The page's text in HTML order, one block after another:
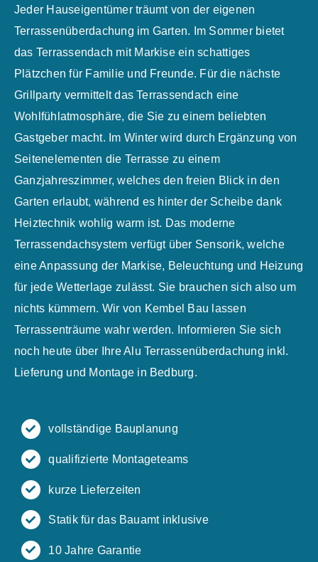
Jeder Hauseigentümer träumt von der eigenen
Terrassenüberdachung im Garten. Im Sommer bietet
das Terrassendach mit Markise ein schattiges
Plätzchen für Familie und Freunde. Für die nächste
Grillparty vermittelt das Terrassendach eine
Wohlfühlatmosphäre, die Sie zu einem beliebten
Gastgeber macht. Im Winter wird durch Ergänzung von
Seitenelementen die Terrasse zu einem
Ganzjahreszimmer, welches den freien Blick in den
Garten erlaubt, während es hinter der Scheibe dank
Heiztechnik wohlig warm ist. Das moderne
Terrassendachsystem verfügt über Sensorik, welche
eine Anpassung der Markise, Beleuchtung und Heizung
für jede Wetterlage zulässt. Sie brauchen sich also um
nichts kümmern. Wir von Kembel Bau lassen
Terrassenträume wahr werden. Informieren Sie sich
noch heute über Ihre Alu Terrassenüberdachung inkl.
Lieferung und Montage in Bedburg.
vollständige Bauplanung
qualifizierte Montageteams
kurze Lieferzeiten
Statik für das Bauamt inklusive
10 Jahre Garantie